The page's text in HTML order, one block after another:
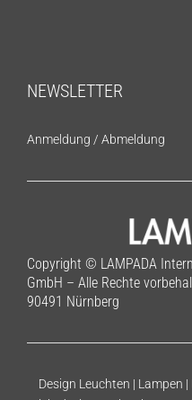
NEWSLETTER
Anmeldung / Abmeldung
Copyright © LAMPADA
GmbH – Alle Rechte
90491 Nürnberg
Design Leuchten | Lampen